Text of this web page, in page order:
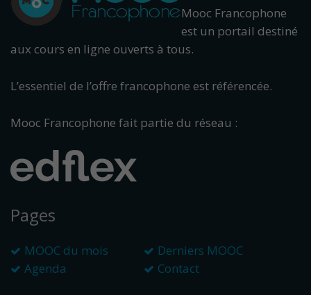
Mooc Francophone
est un portail destiné
aux cours en ligne ouverts à tous.
L’essentiel de l’offre francophone est référencée.
Mooc Francophone fait partie du réseau :
Pages
MOOC du mois
Derniers MOOC
Agenda
Contact